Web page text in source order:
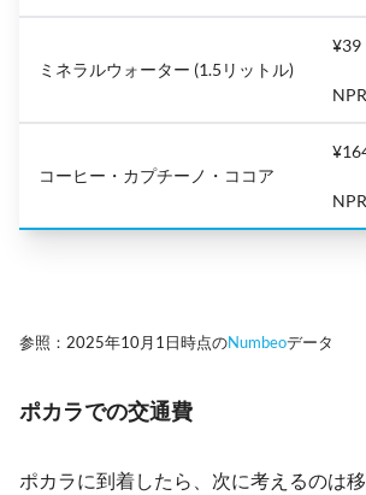
ミネラルウォーター (1.5リットル)
¥39
コーヒー・カプチーノ・ココア
参照：2025年10月1日時点のNumbeoデータ
ポカラでの交通費
ポカラに到着したら、次に考えるのは